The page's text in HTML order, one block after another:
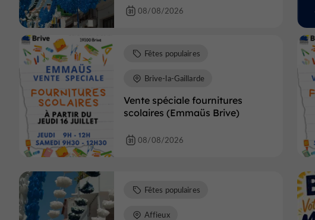
08/08/2026
Vente spéciale fournitures
scolaires (Emmaüs Brive)
Fêtes populaires
Brive-la-Gaillarde
08/08/2026
Fêtes populaires
Affieux